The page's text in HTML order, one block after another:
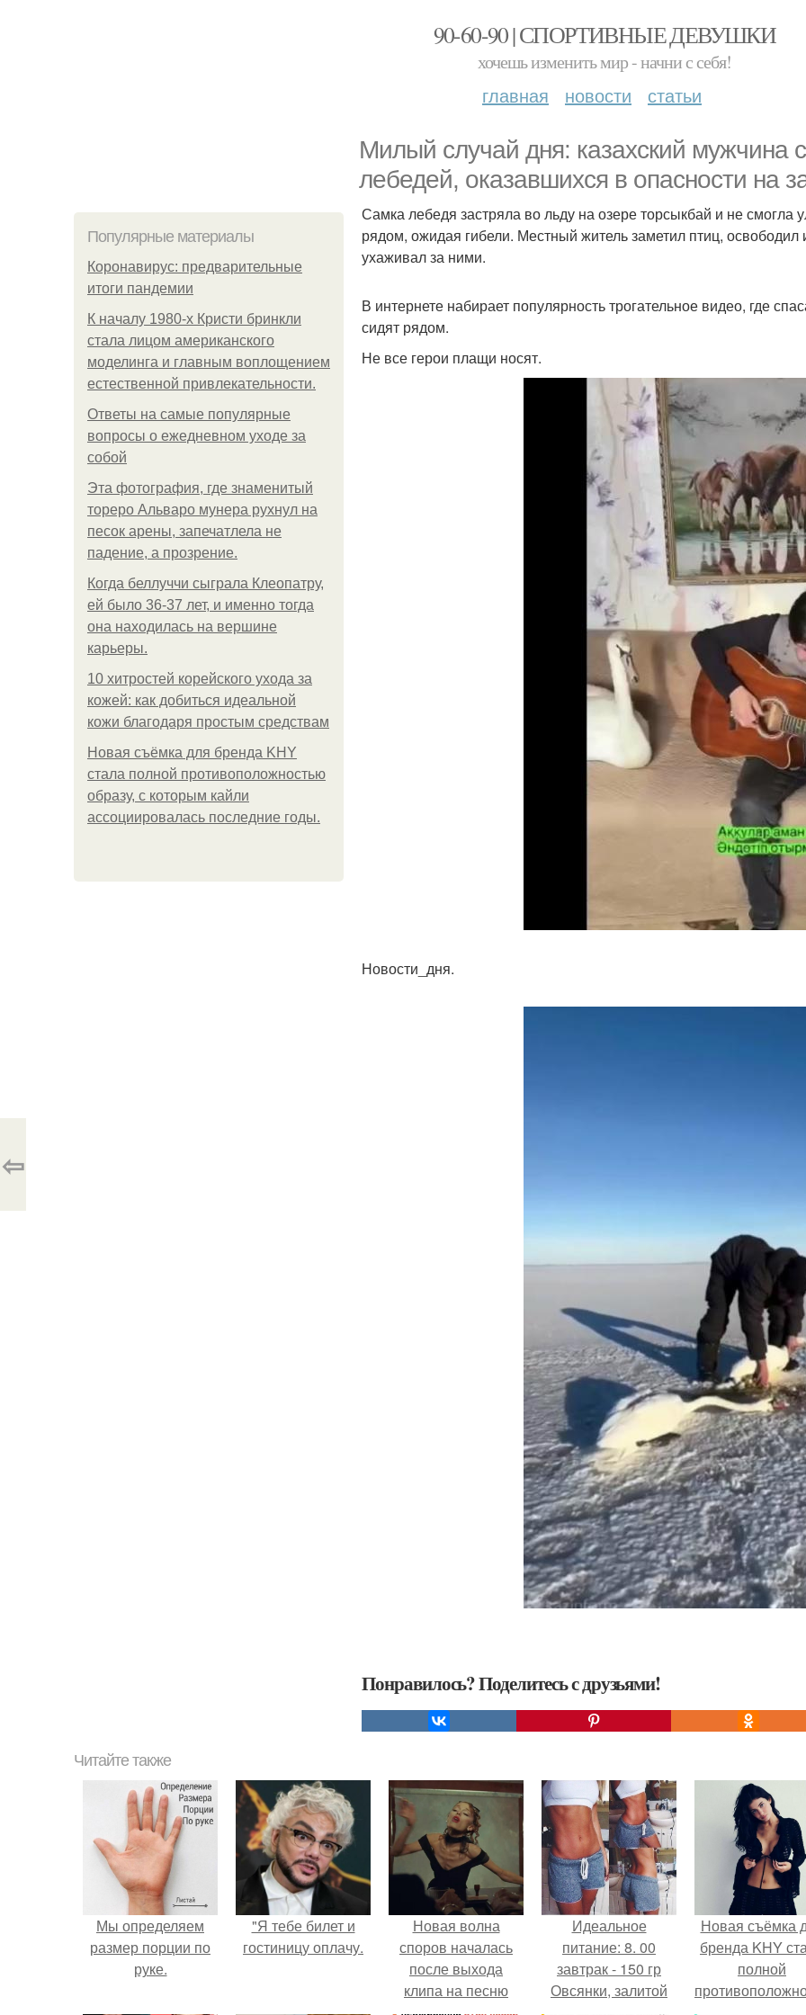
90-60-90 | СПОРТИВНЫЕ ДЕВУШКИ
хочешь изменить мир - начни с себя!
главная новости статьи
Милый случай дня: казахский мужчина
лебедей, оказавшихся в опасности на
Популярные материалы
Коронавирус: предварительные
итоги пандемии
К началу 1980-х Кристи бринкли
стала лицом американского
моделинга и главным воплощением
естественной привлекательности.
Ответы на самые популярные
вопросы о ежедневном уходе за
собой
Эта фотография, где знаменитый
тореро Альваро мунера рухнул на
песок арены, запечатлела не
падение, а прозрение.
Когда беллуччи сыграла Клеопатру,
ей было 36-37 лет, и именно тогда
она находилась на вершине
карьеры.
10 хитростей корейского ухода за
кожей: как добиться идеальной
кожи благодаря простым средствам
Новая съёмка для бренда KHY
стала полной противоположностью
образу, с которым кайли
ассоциировалась последние годы.
Самка лебедя застряла во льду на озере торсыкбай и не смогла
рядом, ожидая гибели. Местный житель заметил птиц, освободил
ухаживал за ними.
В интернете набирает популярность трогательное видео, где
сидят рядом.
Не все герои плащи носят.
Новости_дня.
Понравилось? Поделитесь с друзьями!
⇦
Читайте также
Мы определяем
размер порции по
руке.
"Я тебе билет и
гостиницу оплачу.
Новая волна
споров началась
после выхода
клипа на песню
Идеальное
питание: 8. 00
завтрак - 150 гр
Овсянки, залитой
Новая съёмка
бренда KHY
полной